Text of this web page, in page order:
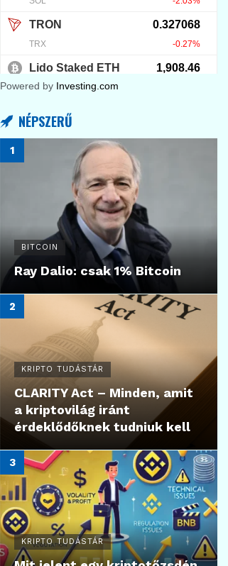
Powered by Investing.com
NÉPSZERŰ
BITCOIN
Ray Dalio: csak 1% Bitcoin
KRIPTO TUDÁSTÁR
CLARITY Act – Minden, amit
a kriptovilág iránt
érdeklődőknek tudniuk kell
KRIPTO TUDÁSTÁR